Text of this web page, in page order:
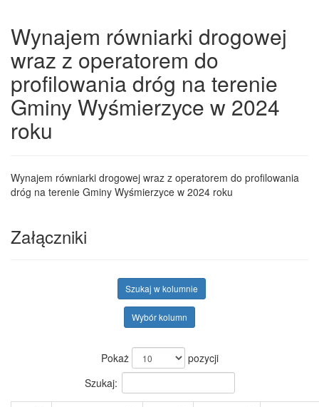
Wynajem równiarki drogowej
wraz z operatorem do
profilowania dróg na terenie
Gminy Wyśmierzyce w 2024
roku
Wynajem równiarki drogowej wraz z operatorem do profilowania
dróg na terenie Gminy Wyśmierzyce w 2024 roku
Załączniki
Szukaj w kolumnie
Wybór kolumn
Pokaż
pozycji
Szukaj: